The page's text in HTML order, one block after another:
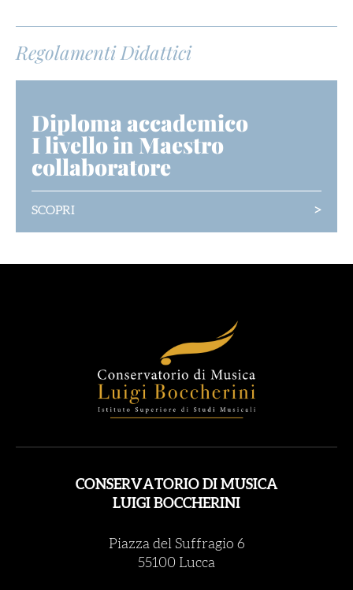
Regolamenti Didattici
Diploma accademico
I livello in Maestro
collaboratore
SCOPRI >
CONSERVATORIO DI MUSICA
LUIGI BOCCHERINI
Piazza del Suffragio 6
55100 Lucca